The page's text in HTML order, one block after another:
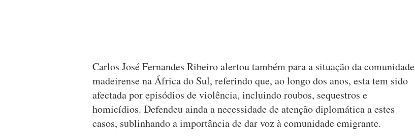
Carlos José Fernandes Ribeiro alertou também para a situação da comunidade
madeirense na África do Sul, referindo que, ao longo dos anos, esta tem sido
afectada por episódios de violência, incluindo roubos, sequestros e
homicídios. Defendeu ainda a necessidade de atenção diplomática a estes
casos, sublinhando a importância de dar voz à comunidade emigrante.